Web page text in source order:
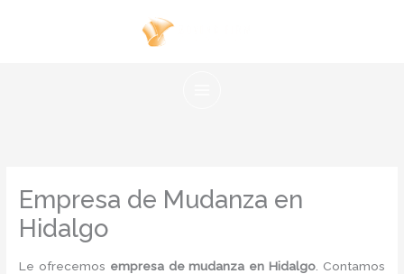
Empresa de Mudanza en
Hidalgo
Le ofrecemos empresa de mudanza en Hidalgo . Contamos